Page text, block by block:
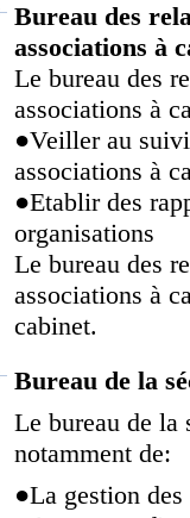
Bureau des
associations à
Le bureau des
associations à
●Veiller au
associations à
●Etablir des
organisations
Le bureau des
associations à
cabinet.
Bureau de la
Le bureau de la
notamment de:
●La gestion